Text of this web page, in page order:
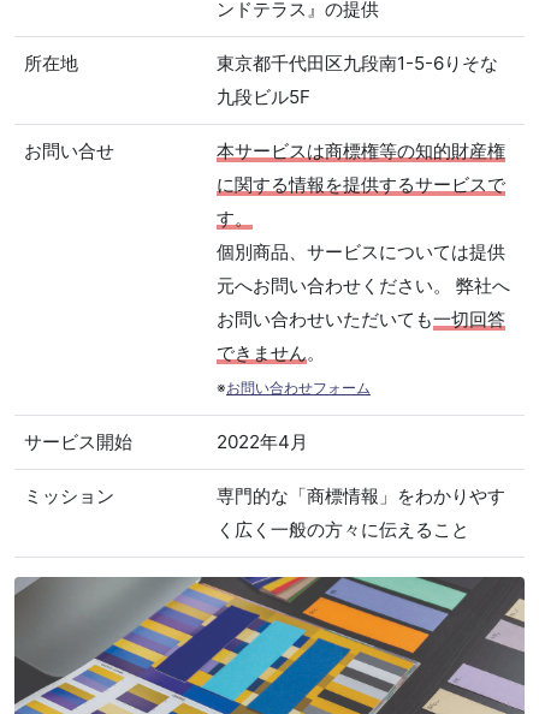
ンドテラス』の提供
所在地
東京都千代田区九段南1-5-6りそな
九段ビル5F
お問い合せ
本サービスは商標権等の知的財産権
に関する情報を提供するサービスで
す。
個別商品、サービスについては提供
元へお問い合わせください。 弊社へ
お問い合わせいただいても一切回答
できません。
※お問い合わせフォーム
サービス開始 2022年4月
ミッション
専門的な「商標情報」をわかりやす
く広く一般の方々に伝えること